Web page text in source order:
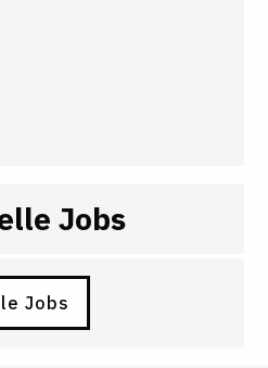
Jobs
Jobs